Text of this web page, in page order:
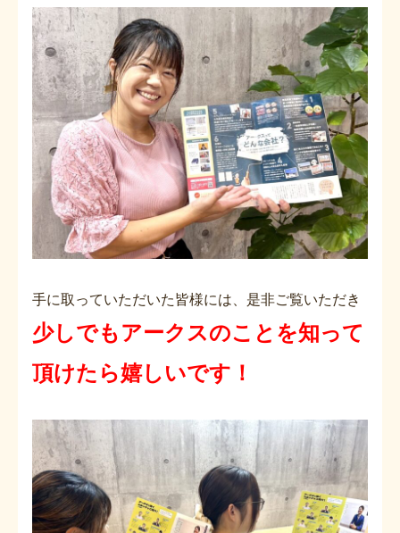
手に取っていただいた皆様には、是非ご覧いただき
少しでもアークスのことを知って
頂けたら嬉しいです！